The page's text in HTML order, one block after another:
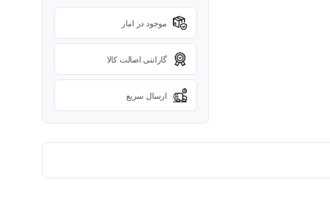
موجود در انبار
گارانتی اصالت کالا
ارسال سریع